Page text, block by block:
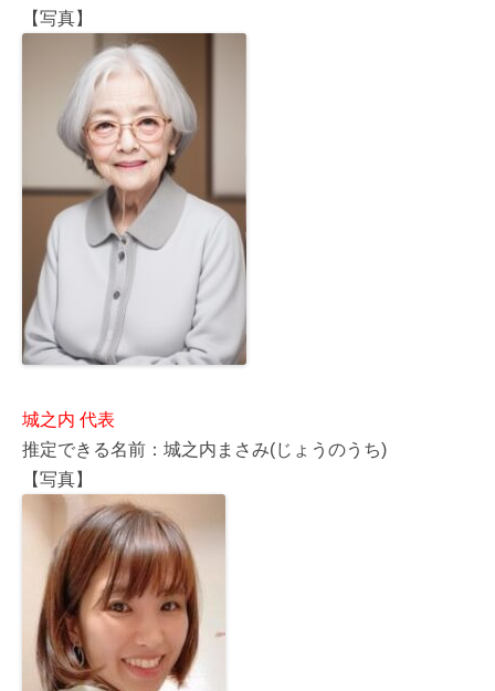
【写真】
城之内 代表
推定できる名前：城之内まさみ(じょうのうち)
【写真】